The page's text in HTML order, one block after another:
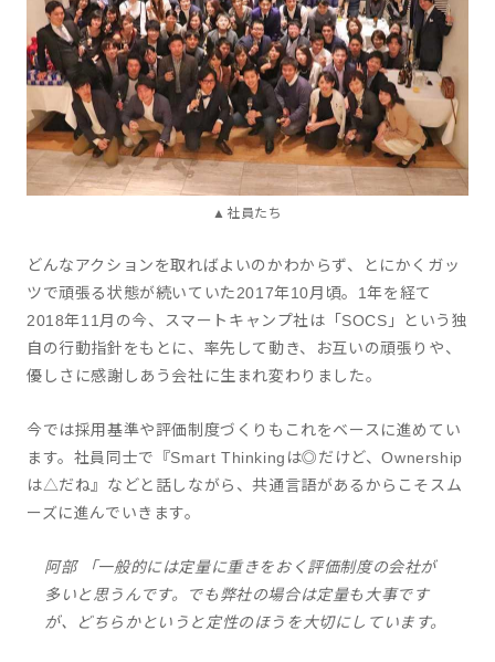
▲社員たち
どんなアクションを取ればよいのかわからず、とにかくガッ
ツで頑張る状態が続いていた2017年10月頃。1年を経て
2018年11月の今、スマートキャンプ社は「SOCS」という独
自の行動指針をもとに、率先して動き、お互いの頑張りや、
優しさに感謝しあう会社に生まれ変わりました。
今では採用基準や評価制度づくりもこれをベースに進めてい
ます。社員同士で『Smart Thinkingは◎だけど、Ownership
は△だね』などと話しながら、共通言語があるからこそスム
ーズに進んでいきます。
阿部 「一般的には定量に重きをおく評価制度の会社が
多いと思うんです。でも弊社の場合は定量も大事です
が、どちらかというと定性のほうを大切にしています。